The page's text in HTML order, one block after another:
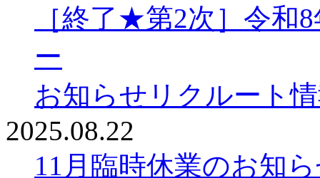
［終了★第2次］令和
ー
お知らせ リクルート
2025.08.22
11月臨時休業のお知